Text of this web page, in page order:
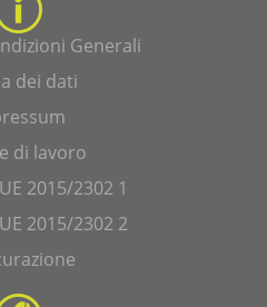
Generali
dei dati
di lavoro
2015/2302 1
2015/2302 2